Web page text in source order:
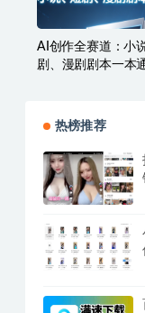
AI创作全赛道：小
剧、漫剧剧本一本
热榜推荐